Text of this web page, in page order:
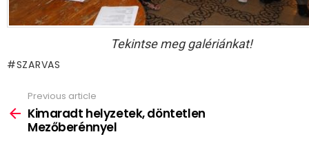
Tekintse meg galériánkat!
SZARVAS
more
Previous article
Kimaradt helyzetek, döntetlen
Mezőberénnyel